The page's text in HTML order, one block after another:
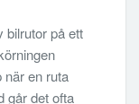
bilrutor på ett
en ruta
går det ofta